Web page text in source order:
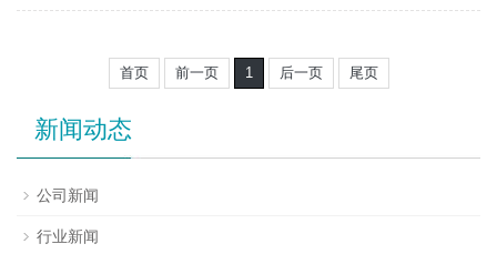
首页 前一页 1 后一页 尾页
新闻动态
公司新闻
行业新闻